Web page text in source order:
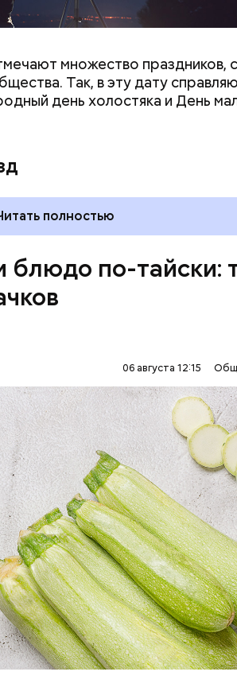
множество праздников,
Так, в эту дату
день холостяка и День
полностью
блюдо по-тайски:
06 августа 12:15